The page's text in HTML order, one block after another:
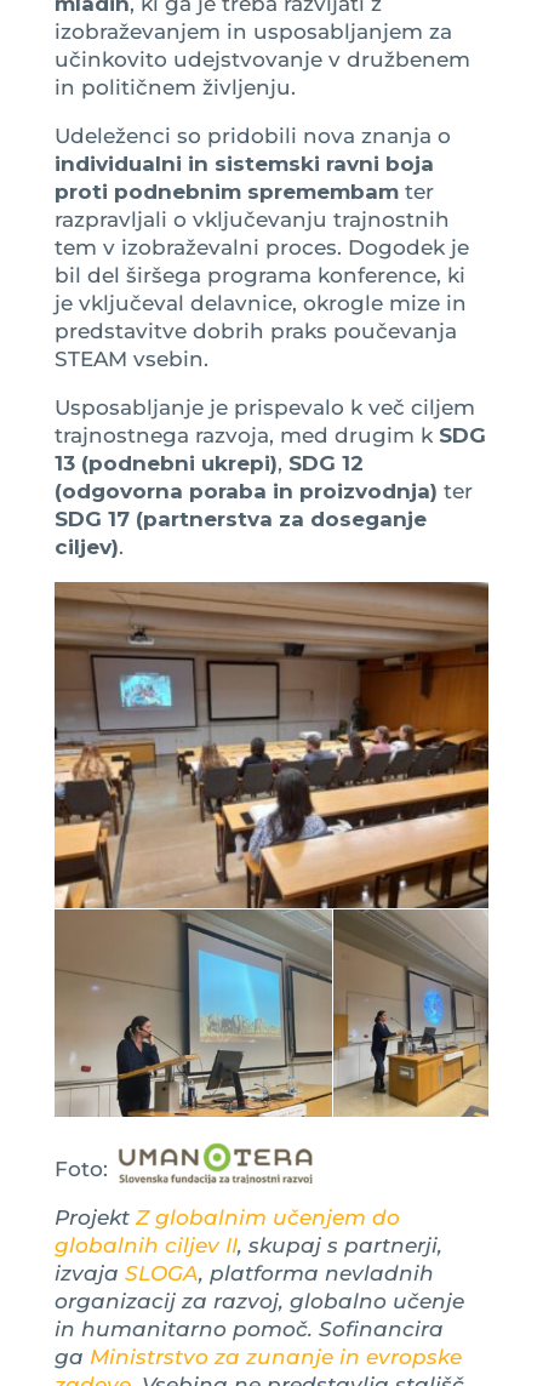
izobraževanjem in usposabljanjem za
učinkovito udejstvovanje v družbenem
in političnem življenju.
Udeleženci so pridobili nova znanja o
individualni in sistemski ravni boja
proti podnebnim spremembamter
razpravljali o vključevanju trajnostnih
tem v izobraževalni proces. Dogodek je
bil del širšega programa konference, ki
je vključeval delavnice, okrogle mize in
predstavitve dobrih praks poučevanja
STEAM vsebin.
Usposabljanje je prispevalo k več ciljem
trajnostnega razvoja, med drugim k SDG
13 (podnebni ukrepi), SDG 12
(odgovorna poraba in proizvodnja) ter
SDG 17 (partnerstva za doseganje
ciljev).
Foto:
Projekt Z globalnim učenjem do
globalnih ciljev II, skupaj s partnerji,
izvaja SLOGA, platforma nevladnih
organizacij za razvoj, globalno učenje
in humanitarno pomoč. Sofinancira
ga Ministrstvo za zunanje in evropske